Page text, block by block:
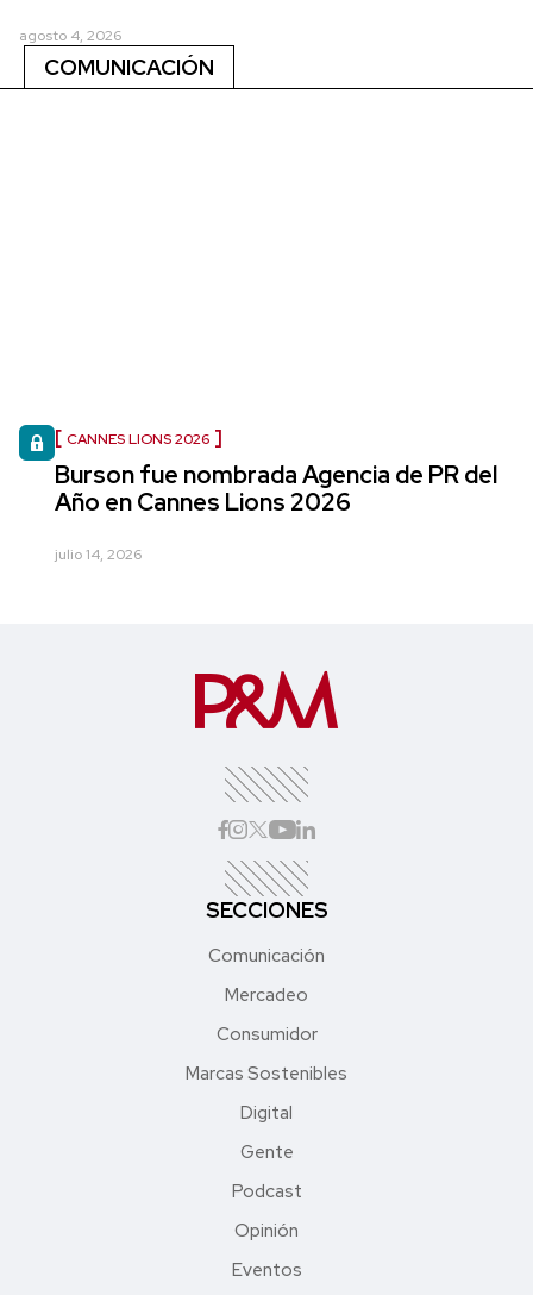
agosto 4, 2026
COMUNICACIÓN
CANNES LIONS 2026
Burson fue nombrada Agencia de PR del
Año en Cannes Lions 2026
julio 14, 2026
SECCIONES
Comunicación
Mercadeo
Consumidor
Marcas Sostenibles
Digital
Gente
Podcast
Opinión
Eventos